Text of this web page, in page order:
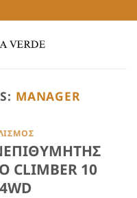
MANAGER
CLIMBER 10